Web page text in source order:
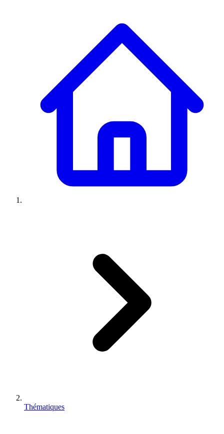
Thématiques